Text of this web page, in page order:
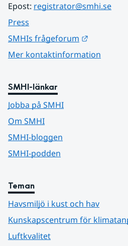
Epost: registrator@smhi.se
Press
SMHIs frågeforum
Mer kontaktinformation
SMHI-länkar
Jobba på SMHI
Om SMHI
SMHI-bloggen
SMHI-podden
Teman
Havsmiljö i kust och hav
Kunskapscentrum för
Luftkvalitet